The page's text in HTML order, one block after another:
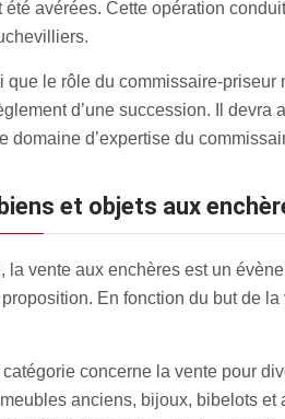
été avérées. Cette opération
que le rôle du commissaire-
d’une succession. Il
domaine d’expertise du
biens et objets aux
la vente aux enchères est un
En fonction du but de
concerne la vente pour
meubles anciens, bijoux, bibelots